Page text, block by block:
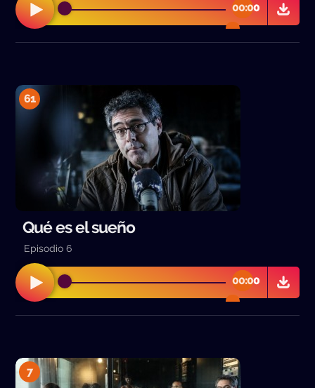
00:00
00:00
61
Qué es el sueño
Episodio 6
00:00
00:00
7